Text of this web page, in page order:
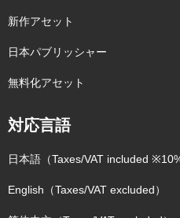
新作アセット
日本パブリッシャー
無料化アセット
対応言語
日本語（Taxes/VAT included
English（Taxes/VAT excluded）